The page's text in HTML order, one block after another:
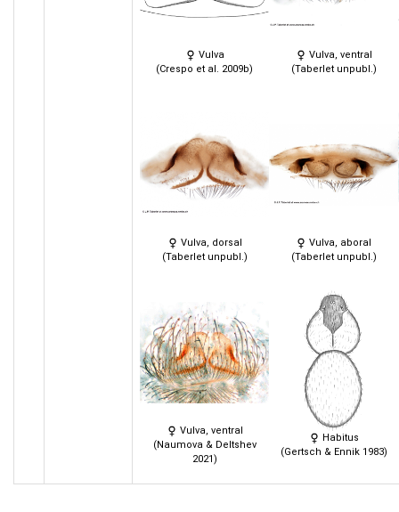
Vulva
(Crespo et al. 2009b)
Vulva, ventral
(Taberlet unpubl.)
Vulva, dorsal
(Taberlet unpubl.)
Vulva, aboral
(Taberlet unpubl.)
Vulva, ventral
(Naumova & Deltshev
2021)
Habitus
(Gertsch & Ennik 1983)